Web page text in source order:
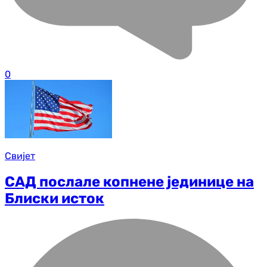
0
Свијет
САД послале копнене јединице на
Блиски исток